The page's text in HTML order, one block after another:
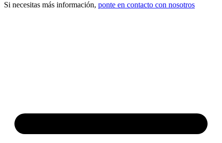
Si necesitas más información, ponte en contacto con nosotros